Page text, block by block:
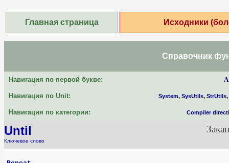
Главная страница Исходники
Справочник
Навигация по первой букве: A
Навигация по Unit: System, SysUtils, StrUtils,
Навигация по категории: Compiler
Until
Ключевое слово